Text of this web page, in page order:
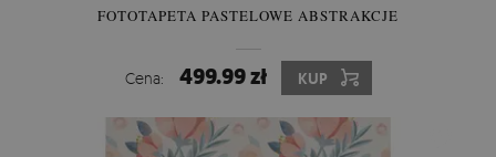
FOTOTAPETA PASTELOWE ABSTRAKCJE
Cena: 499.99 zł KUP